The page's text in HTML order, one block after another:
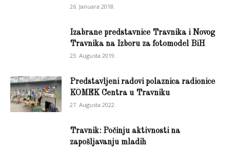
26. Januara 2018.
Izabrane predstavnice Travnika i Novog
Travnika na Izboru za fotomodel BiH
23. Augusta 2019.
Predstavljeni radovi polaznica radionice
KOMEK Centra u Travniku
27. Augusta 2022.
Travnik: Počinju aktivnosti na
zapošljavanju mladih